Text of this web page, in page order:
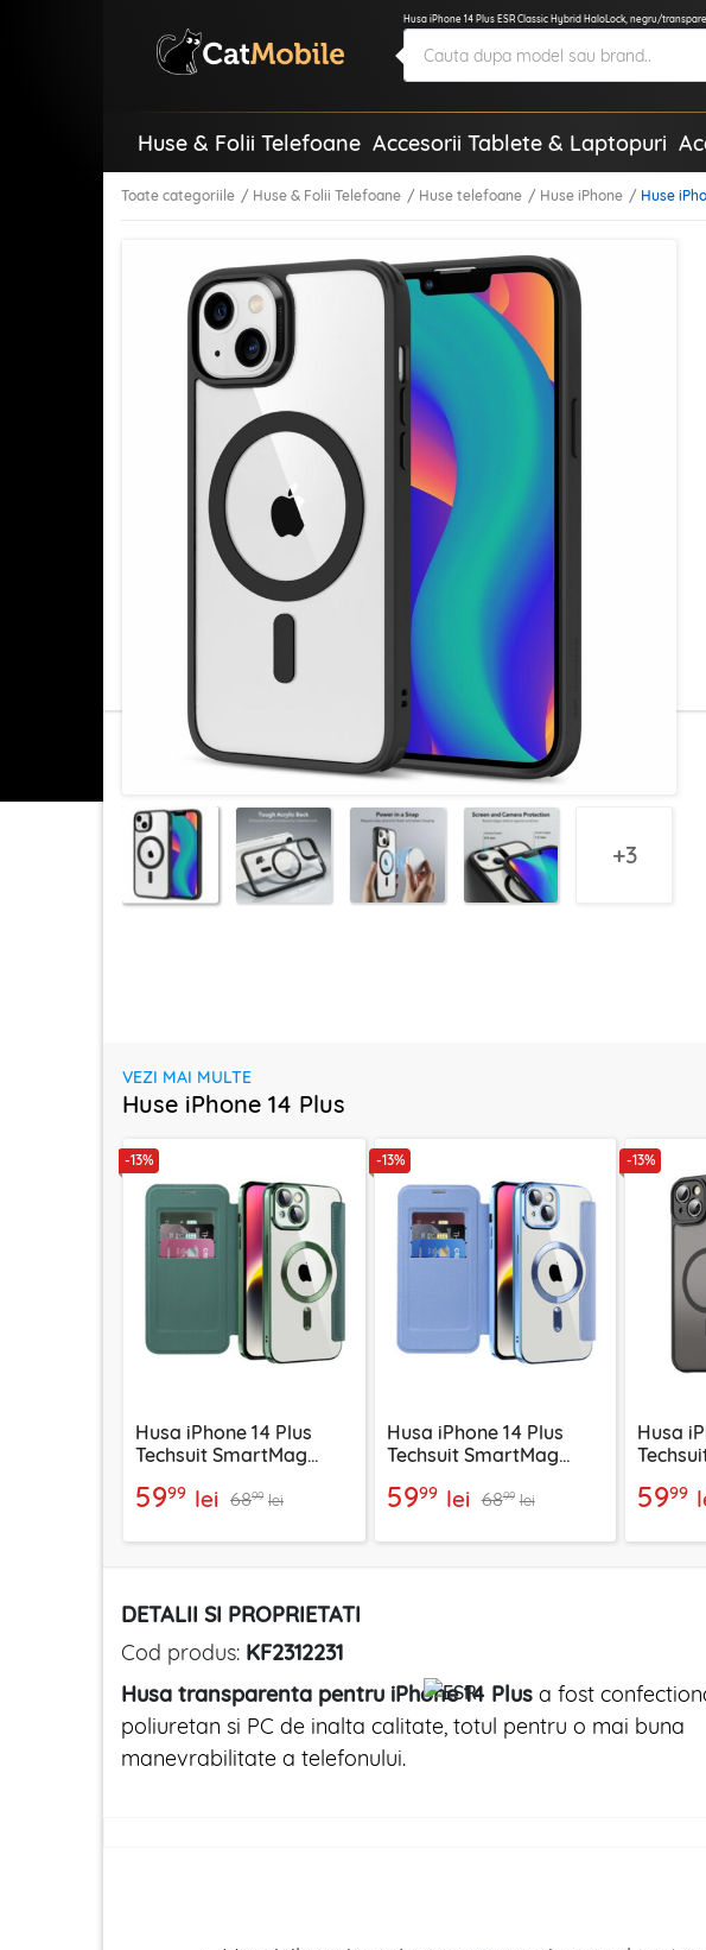
Husa iPhone 14 Plus ESR Classic Hybrid HaloLock, negru/
Huse & Folii Telefoane Accesorii Tablete & Laptopuri
Toate categoriile Huse & Folii Telefoane Huse telefoane Huse iPhone Huse
3
VEZI MAI MULTE
Huse iPhone 14 Plus
-13%
Husa iPhone 14 Plus
Techsuit SmartMag
5999 lei 6899 lei
-13%
Husa iPhone 14 Plus
Techsuit SmartMag
5999 lei 6899 lei
-13%
Husa
5999
DETALII SI PROPRIETATI
Cod produs: KF2312231
Husa transparenta pentru iPhone 14 Plus a fost
poliuretan si PC de inalta calitate, totul pentru o mai buna
manevrabilitate a telefonului.